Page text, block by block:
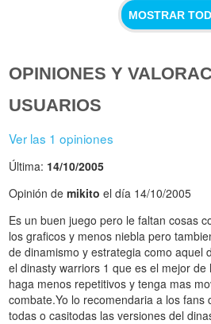
MOSTRAR
OPINIONES Y
USUARIOS
Ver las 1 opiniones
Última: 14/10/2005
Opinión demikito el día 14/10/2005
Es un buen juego pero le faltan cosas
los graficos y menos niebla pero
de dinamismo y estrategia como aquel
el dinasty warriors 1 que es el mejor
haga menos repetitivos y tenga mas
combate.Yo lo recomendaria a los fans
todas o casitodas las versiones del